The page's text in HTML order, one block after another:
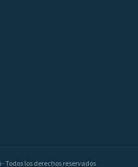
Todos los derechos reservados